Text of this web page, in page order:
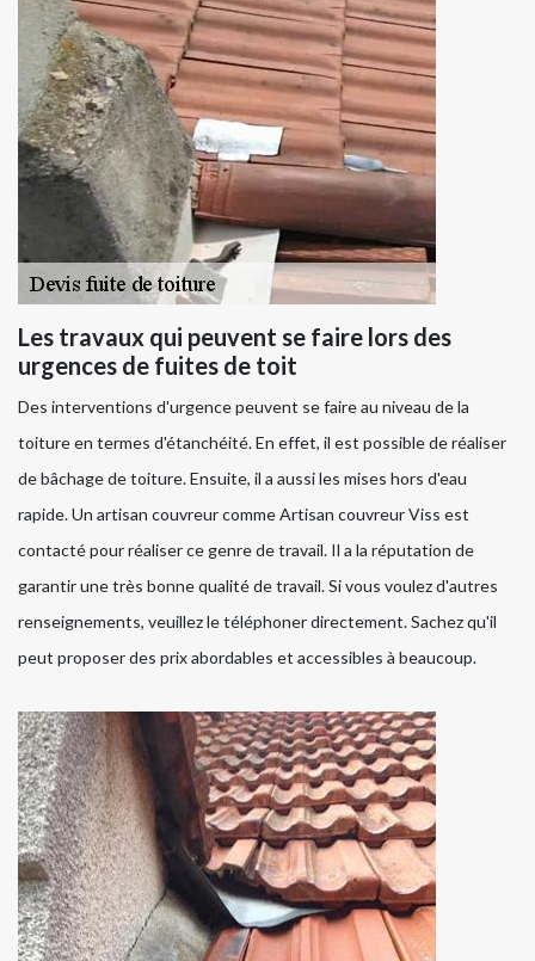
Les travaux qui peuvent se faire lors des
urgences de fuites de toit
Des interventions d'urgence peuvent se faire au niveau de la
toiture en termes d'étanchéité. En effet, il est possible de réaliser
de bâchage de toiture. Ensuite, il a aussi les mises hors d'eau
rapide. Un artisan couvreur comme Artisan couvreur Viss est
contacté pour réaliser ce genre de travail. Il a la réputation de
garantir une très bonne qualité de travail. Si vous voulez d'autres
renseignements, veuillez le téléphoner directement. Sachez qu'il
peut proposer des prix abordables et accessibles à beaucoup.